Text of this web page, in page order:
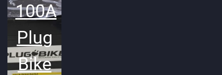
100A
Plug
Bike